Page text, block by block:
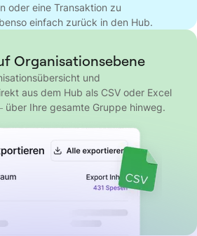
oder eine Transaktion zu
einfach zurück in den Hub.
Organisationsebene
und
aus dem Hub als CSV oder Excel
über Ihre gesamte Gruppe hinweg.